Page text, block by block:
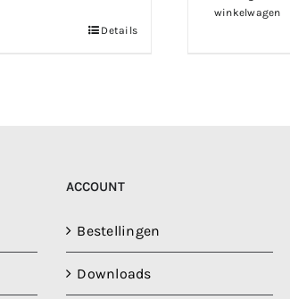
Details
winkelwagen
ACCOUNT
Bestellingen
Downloads